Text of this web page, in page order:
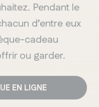
Pendant le
d’entre eux
cadeau
ou garder.
EN LIGNE